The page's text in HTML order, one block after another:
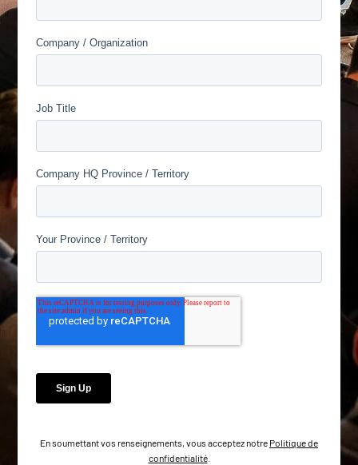
En soumettant vos renseignements, vous acceptez notre Politique de
confidentialité.